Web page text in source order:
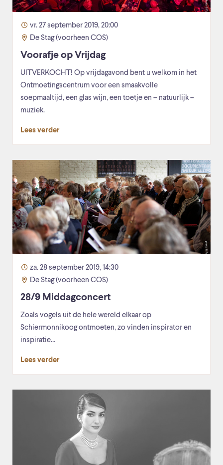
vr. 27 september 2019, 20:00
De Stag (voorheen COS)
Voorafje op Vrijdag
UITVERKOCHT! Op vrijdagavond bent u welkom in het
Ontmoetingscentrum voor een smaakvolle
soepmaaltijd, een glas wijn, een toetje en – natuurlijk –
muziek.
Lees verder
za. 28 september 2019, 14:30
De Stag (voorheen COS)
28/9 Middagconcert
Zoals vogels uit de hele wereld elkaar op
Schiermonnikoog ontmoeten, zo vinden inspirator en
inspiratie…
Lees verder